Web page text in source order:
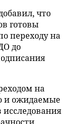
что
готовы
переходу на
до
на
и ожидаемые